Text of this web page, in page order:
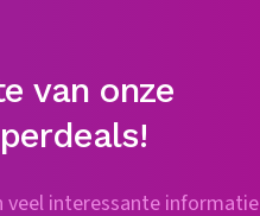
van onze
veel interessante informatie